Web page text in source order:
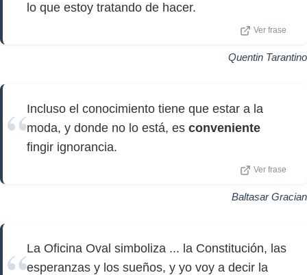
lo que estoy tratando de hacer.
Ver frase
Quentin Tarantino
Incluso el conocimiento tiene que estar a la
moda, y donde no lo está, es conveniente
fingir ignorancia.
Ver frase
Baltasar Gracian
La Oficina Oval simboliza ... la Constitución, las
esperanzas y los sueños, y yo voy a decir la